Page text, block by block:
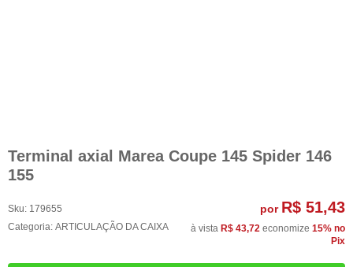
Terminal axial Marea Coupe 145 Spider 146
155
Sku: 179655
Categoria: ARTICULAÇÃO DA CAIXA
por R$ 51,43
à vista R$ 43,72 economize 15% no
Pix